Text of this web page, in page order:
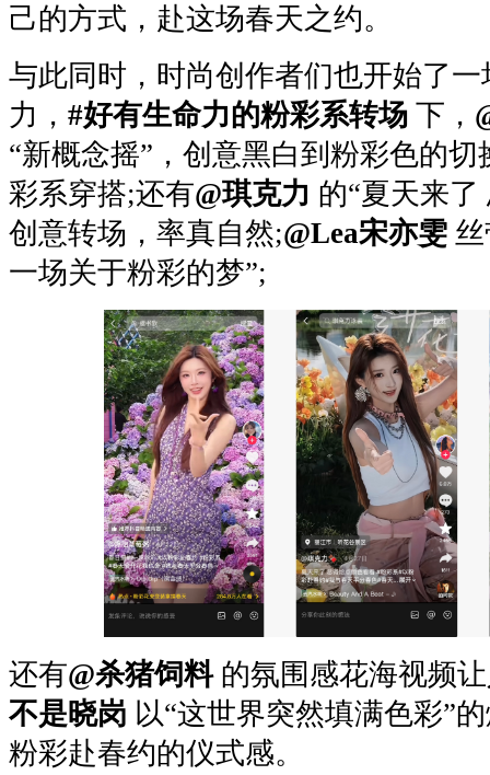
己的方式，赴这场春天之约。
与此同时，时尚创作者们也开始了
力， #好有生命力的粉彩系转场 下，
“新概念摇”，创意黑白到粉彩色的
彩系穿搭;还有@琪克力 的“夏天来了
创意转场，率真自然;@Lea宋亦雯
一场关于粉彩的梦”;
还有@杀猪饲料 的氛围感花海视频
不是晓岗 以“这世界突然填满色彩”
粉彩赴春约的仪式感。